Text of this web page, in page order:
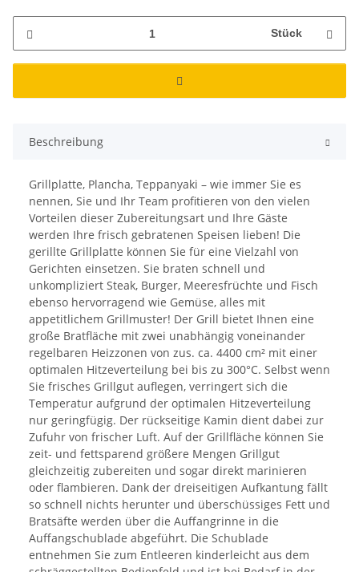
Stück
Beschreibung
Grillplatte, Plancha, Teppanyaki – wie immer Sie es
nennen, Sie und Ihr Team profitieren von den vielen
Vorteilen dieser Zubereitungsart und Ihre Gäste
werden Ihre frisch gebratenen Speisen lieben! Die
gerillte Grillplatte können Sie für eine Vielzahl von
Gerichten einsetzen. Sie braten schnell und
unkompliziert Steak, Burger, Meeresfrüchte und Fisch
ebenso hervorragend wie Gemüse, alles mit
appetitlichem Grillmuster! Der Grill bietet Ihnen eine
große Bratfläche mit zwei unabhängig voneinander
regelbaren Heizzonen von zus. ca. 4400 cm² mit einer
optimalen Hitzeverteilung bei bis zu 300°C. Selbst wenn
Sie frisches Grillgut auflegen, verringert sich die
Temperatur aufgrund der optimalen Hitzeverteilung
nur geringfügig. Der rückseitige Kamin dient dabei zur
Zufuhr von frischer Luft. Auf der Grillfläche können Sie
zeit- und fettsparend größere Mengen Grillgut
gleichzeitig zubereiten und sogar direkt marinieren
oder flambieren. Dank der dreiseitigen Aufkantung fällt
so schnell nichts herunter und überschüssiges Fett und
Bratsäfte werden über die Auffangrinne in die
Auffangschublade abgeführt. Die Schublade
entnehmen Sie zum Entleeren kinderleicht aus dem